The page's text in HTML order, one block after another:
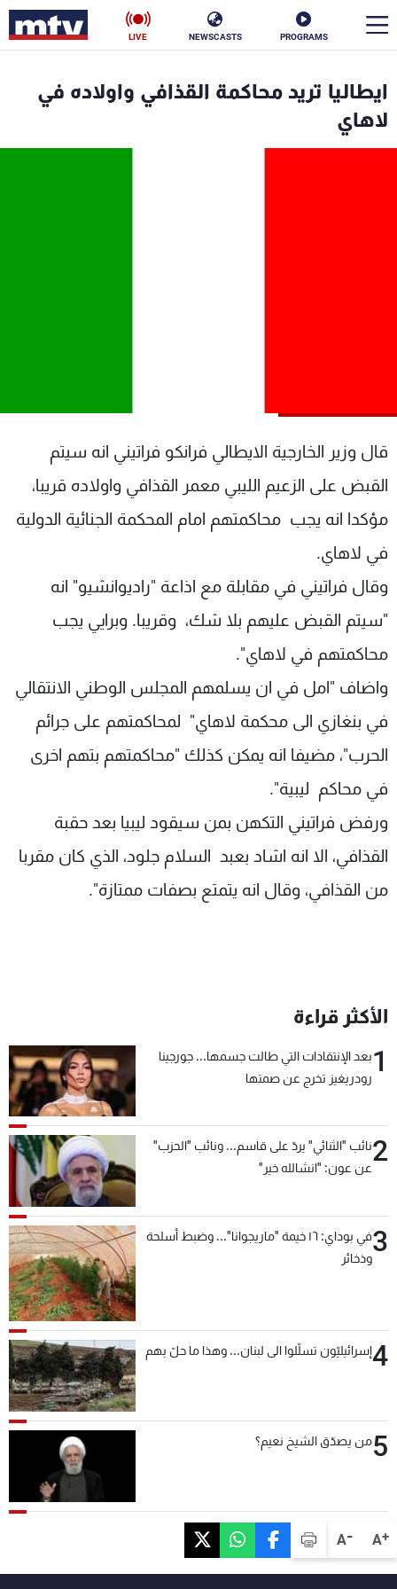
PROGRAMS
NEWSCASTS
LIVE
A+
A-
ايطاليا تريد محاكمة القذافي واولاده في
لاهاي
قال وزير الخارجية الايطالي فرانكو فراتيني انه سيتم
القبض على الزعيم الليبي معمر القذافي واولاده قريبا،
مؤكدا انه يجب محاكمتهم امام المحكمة الجنائية الدولية
في لاهاي.
وقال فراتيني في مقابلة مع اذاعة "راديوانشيو" انه
"سيتم القبض عليهم بلا شك، وقريبا. وبرايي يجب
محاكمتهم في لاهاي".
واضاف "امل في ان يسلمهم المجلس الوطني الانتقالي
في بنغازي الى محكمة لاهاي" لمحاكمتهم على جرائم
الحرب"، مضيفا انه يمكن كذلك "محاكمتهم بتهم اخرى
في محاكم ليبية".
ورفض فراتيني التكهن بمن سيقود ليبيا بعد حقبة
القذافي، الا انه اشاد بعبد السلام جلود، الذي كان مقربا
من القذافي، وقال انه يتمتع بصفات ممتازة".
الأكثر قراءة
1بعد الإنتقادات التي طالت جسمها... جورجينا
رودريغيز تخرج عن صمتها
2نائب "الثنائي" يردّ على قاسم... ونائب "الحزب"
عن عون: "انشالله خير"
3
في بوداي: ١٦ خيمة "ماريجوانا"... وضبط أسلحة
وذخائر
4إسرائيليّون تسلّلوا الى لبنان... وهذا ما حلّ بهم
5من يصدّق الشيخ نعيم؟
الأخبار
شاهد البرامج
الترددات
عن MTV
الإنـتـاج
وظائف
تواصل معنا
شروط الإسـتخدام